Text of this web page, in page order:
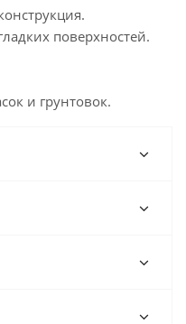
поверхностей.
и грунтовок.